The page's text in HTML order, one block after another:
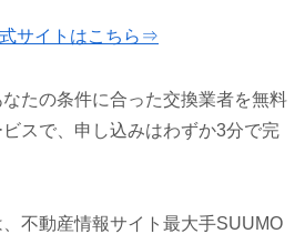
サイトはこちら⇒
たの条件に合った交換業者を無料
スで、申し込みはわずか3分で完
不動産情報サイト最大手SUUMO